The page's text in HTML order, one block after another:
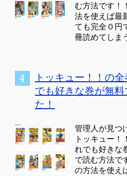
む方法です！
法を使えば最
ても完全０円
冊読めてしま
トッキュー！！の
でも好きな巻が無料
た！
管理人が見つ
トッキュー！
れでも好きな
で読む方法で
の方法を使え